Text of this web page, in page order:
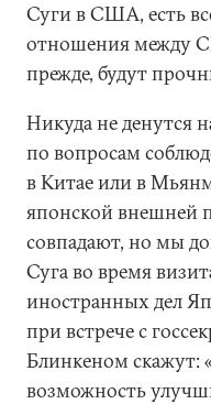
Суги в США, есть
отношения между
прежде, будут
Никуда не денутся
по вопросам
в Китае или в
японской внешней
совпадают, но мы
Суга во время
иностранных дел
при встрече с
Блинкеном скажут:
возможность